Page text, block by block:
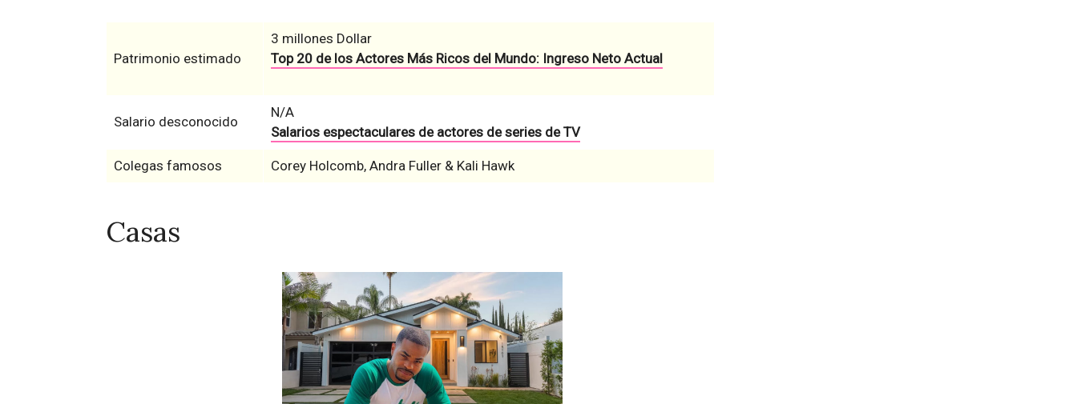
Patrimonio estimado
3 millones Dollar
Top 20 de los Actores Más Ricos del Mundo: Ingreso Neto Actual
Salario desconocido
N/A
Salarios espectaculares de actores de series de TV
Colegas famosos Corey Holcomb, Andra Fuller & Kali Hawk
Casas